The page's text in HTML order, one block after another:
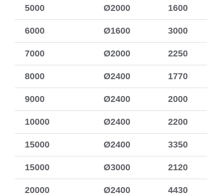
5000 Ø2000 1600
6000 Ø1600 3000
7000 Ø2000 2250
8000 Ø2400 1770
9000 Ø2400 2000
10000 Ø2400 2200
15000 Ø2400 3350
15000 Ø3000 2120
20000 Ø2400 4430